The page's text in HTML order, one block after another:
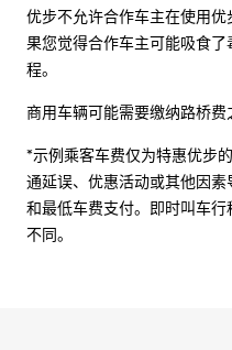
优步不允许合作车主在使用
果您觉得合作车主可能吸食
程。
商用车辆可能需要缴纳路桥费
*示例乘客车费仅为特惠优步
通延误、优惠活动或其他因
和最低车费支付。即时叫车
不同。